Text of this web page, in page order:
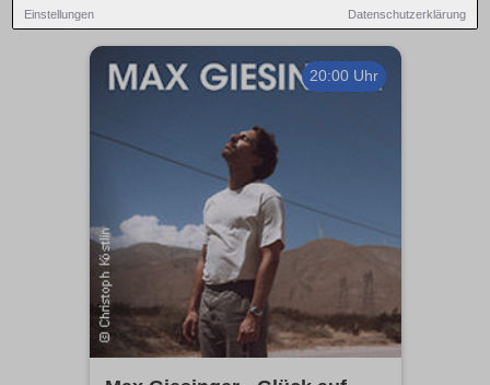
Einstellungen Datenschutzerklärung
20:00 Uhr